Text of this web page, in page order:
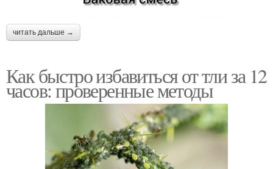
читать дальше →
Как быстро избавиться от тли за 12
часов: проверенные методы